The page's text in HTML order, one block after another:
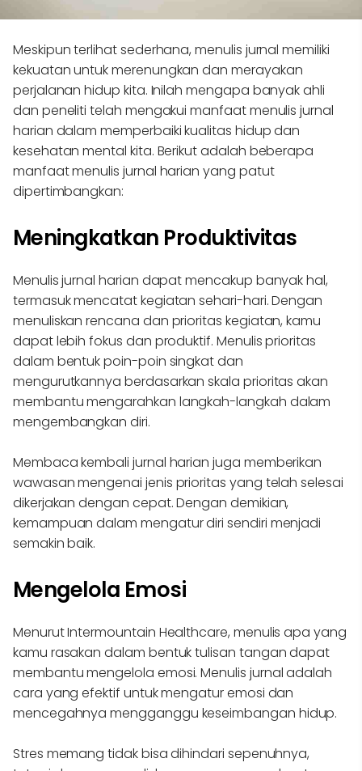
Meskipun terlihat sederhana, menulis jurnal memiliki
kekuatan untuk merenungkan dan merayakan
perjalanan hidup kita. Inilah mengapa banyak ahli
dan peneliti telah mengakui manfaat menulis jurnal
harian dalam memperbaiki kualitas hidup dan
kesehatan mental kita. Berikut adalah beberapa
manfaat menulis jurnal harian yang patut
dipertimbangkan:
Meningkatkan Produktivitas
Menulis jurnal harian dapat mencakup banyak hal,
termasuk mencatat kegiatan sehari-hari. Dengan
menuliskan rencana dan prioritas kegiatan, kamu
dapat lebih fokus dan produktif. Menulis prioritas
dalam bentuk poin-poin singkat dan
mengurutkannya berdasarkan skala prioritas akan
membantu mengarahkan langkah-langkah dalam
mengembangkan diri.
Membaca kembali jurnal harian juga memberikan
wawasan mengenai jenis prioritas yang telah selesai
dikerjakan dengan cepat. Dengan demikian,
kemampuan dalam mengatur diri sendiri menjadi
semakin baik.
Mengelola Emosi
Menurut Intermountain Healthcare, menulis apa yang
kamu rasakan dalam bentuk tulisan tangan dapat
membantu mengelola emosi. Menulis jurnal adalah
cara yang efektif untuk mengatur emosi dan
mencegahnya mengganggu keseimbangan hidup.
Stres memang tidak bisa dihindari sepenuhnya,